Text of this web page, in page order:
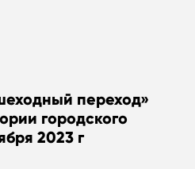
переход»
городского
2023 г